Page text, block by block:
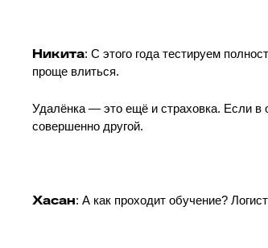
Никита: С этого года тестируем
проще влиться.
Удалёнка — это ещё и страховка. Если в
совершенно другой.
Хасан: А как проходит обучение?